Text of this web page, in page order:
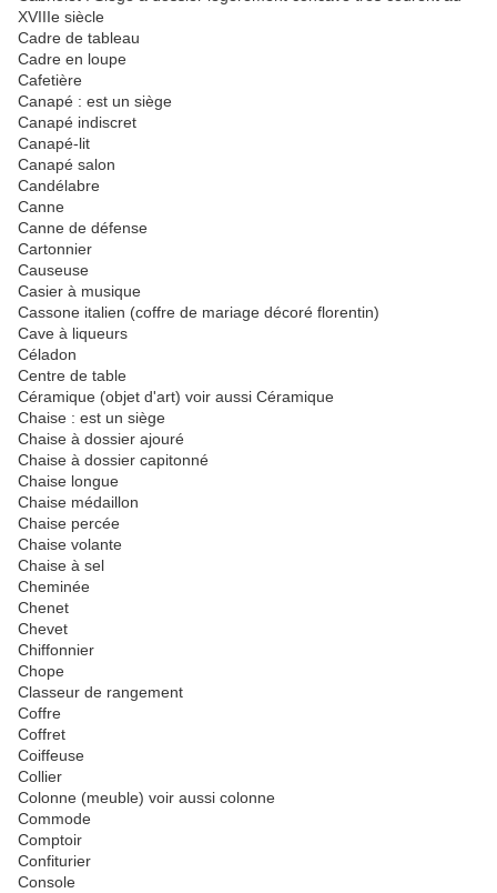
XVIIIe siècle
Cadre de tableau
Cadre en loupe
Cafetière
Canapé : est un siège
Canapé indiscret
Canapé-lit
Canapé salon
Candélabre
Canne
Canne de défense
Cartonnier
Causeuse
Casier à musique
Cassone italien (coffre de mariage décoré florentin)
Cave à liqueurs
Céladon
Centre de table
Céramique (objet d'art) voir aussi Céramique
Chaise : est un siège
Chaise à dossier ajouré
Chaise à dossier capitonné
Chaise longue
Chaise médaillon
Chaise percée
Chaise volante
Chaise à sel
Cheminée
Chenet
Chevet
Chiffonnier
Chope
Classeur de rangement
Coffre
Coffret
Coiffeuse
Collier
Colonne (meuble) voir aussi colonne
Commode
Comptoir
Confiturier
Console